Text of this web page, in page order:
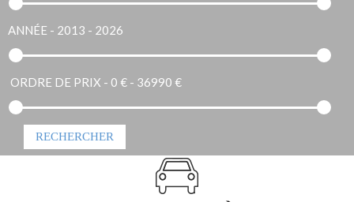
ANNÉE - 2013 - 2026
ORDRE DE PRIX - 0 € - 36990 €